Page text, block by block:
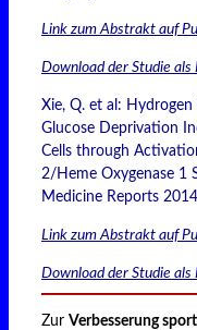
Link zum Abstrakt auf
Download der Studie als
Xie, Q. et al:
Glucose Deprivation
Cells through
2/Heme Oxygenase 1
Medicine Reports 2014
Link zum Abstrakt auf
Download der Studie als
Zur Verbesserung